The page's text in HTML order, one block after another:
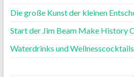
Die große Kunst der kleinen
Start der Jim Beam Make History
Waterdrinks und